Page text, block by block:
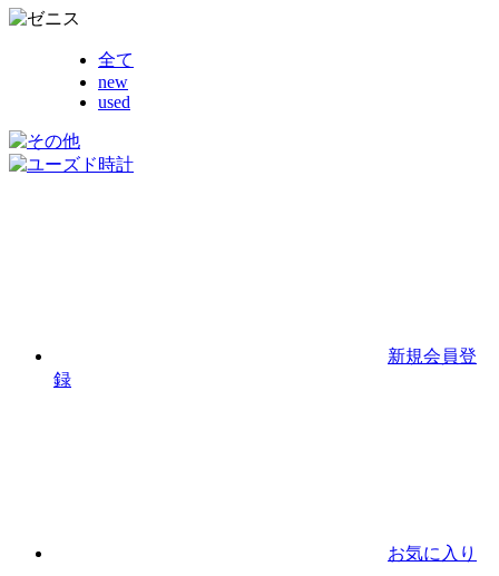
全て
new
used
新規会員登
録
お気に入り